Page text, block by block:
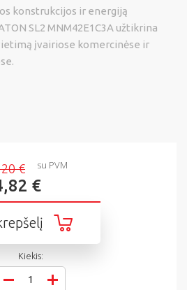
konstrukcijos ir energiją
SL2 MNM42E1C3A užtikrina
įvairiose komercinėse ir
€
€
su PVM
Kiekis: